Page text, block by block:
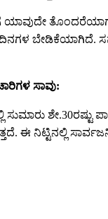
ಬೇಡಿಕೆಯಾಗಿದೆ.
ಸಾವು:
ಶೇ.30ರಷ್ಟು
ಈ ನಿಟ್ಟಿನಲ್ಲಿ